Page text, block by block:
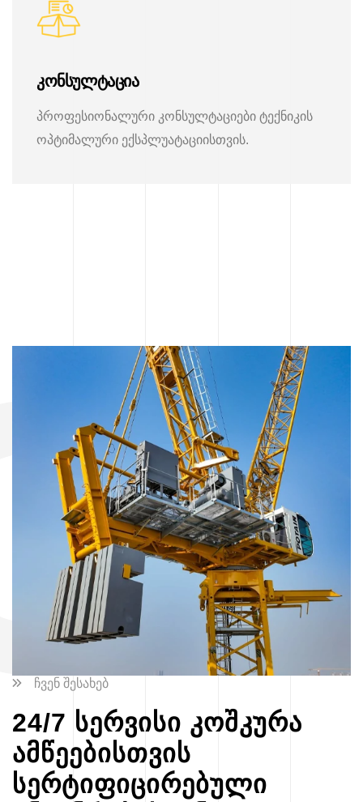
კონსულტაცია
პროფესიონალური კონსულტაციები ტექნიკის
ოპტიმალური ექსპლუატაციისთვის.
ჩვენ შესახებ
24/7 სერვისი კოშკურა
ამწეებისთვის
სერტიფიცირებული